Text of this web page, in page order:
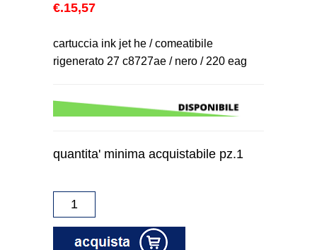
€.15,57
cartuccia ink jet he / comeatibile
rigenerato 27 c8727ae / nero / 220 eag
quantita' minima acquistabile pz.1